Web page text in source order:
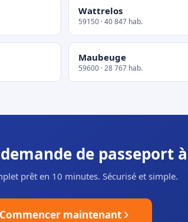
Wattrelos
59150 · 40 847 hab.
Maubeuge
59600 · 28 767 hab.
de passeport à
prêt en 10 minutes. Sécurisé et simple.
Commencer maintenant